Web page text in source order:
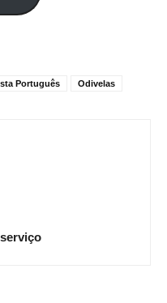
Português Odivelas